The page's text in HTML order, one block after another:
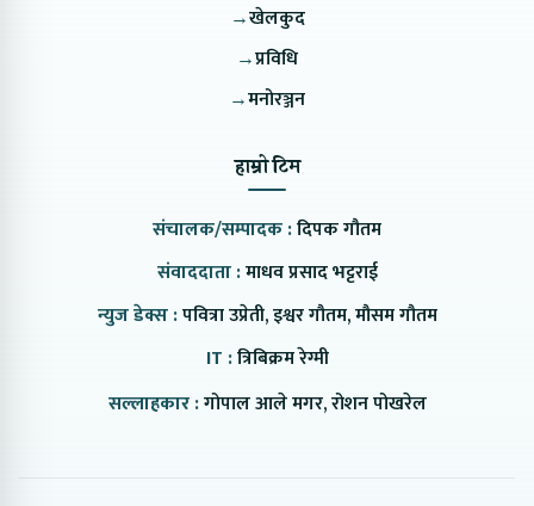
→खेलकुद
→प्रविधि
→मनोरञ्जन
हाम्रो टिम
संचालक/सम्पादक :दिपक गौतम
संवाददाता :माधव प्रसाद भट्टराई
न्युज डेक्स :पवित्रा उप्रेती, इश्वर गौतम, मौसम गौतम
IT :त्रिबिक्रम रेग्मी
सल्लाहकार :गोपाल आले मगर, रोशन पोखरेल